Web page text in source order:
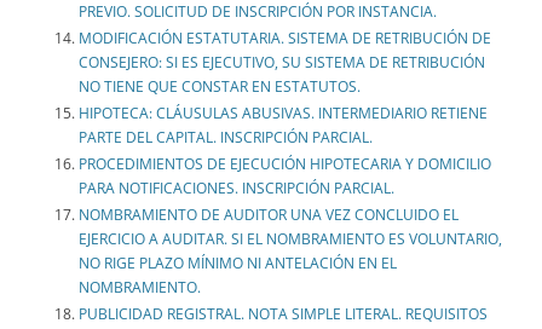
PREVIO. SOLICITUD DE INSCRIPCIÓN POR INSTANCIA.
MODIFICACIÓN ESTATUTARIA. SISTEMA DE RETRIBUCIÓN DE
CONSEJERO: SI ES EJECUTIVO, SU SISTEMA DE RETRIBUCIÓN
NO TIENE QUE CONSTAR EN ESTATUTOS.
HIPOTECA: CLÁUSULAS ABUSIVAS. INTERMEDIARIO RETIENE
PARTE DEL CAPITAL. INSCRIPCIÓN PARCIAL.
PROCEDIMIENTOS DE EJECUCIÓN HIPOTECARIA Y DOMICILIO
PARA NOTIFICACIONES. INSCRIPCIÓN PARCIAL.
NOMBRAMIENTO DE AUDITOR UNA VEZ CONCLUIDO EL
EJERCICIO A AUDITAR. SI EL NOMBRAMIENTO ES VOLUNTARIO,
NO RIGE PLAZO MÍNIMO NI ANTELACIÓN EN EL
NOMBRAMIENTO.
PUBLICIDAD REGISTRAL. NOTA SIMPLE LITERAL. REQUISITOS